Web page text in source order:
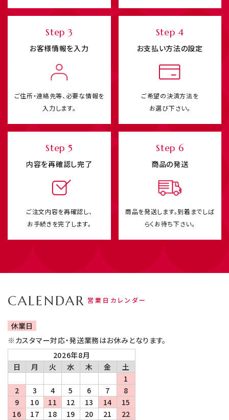
Step 3
お客様情報を入力
ご住所・連絡先等、必要な情報を
入力します。
Step 4
お支払い方法の設定
ご希望の決済方法を
お選び下さい。
Step 5
内容を再確認し完了
ご注文内容を再確認し、
お手続きを完了します。
Step 6
商品の発送
商品を発送します。到着までしば
らくお待ち下さい。
CALENDAR 営業日カレンダー
休業日
※カスタマー対応・発送業務はお休みとなります。
2026年8月
日
月 火 水 木 金
土
1
2
3 4 5 6 7
8
9
10 11 12 13 14
15
16
17 18 19 20 21
22